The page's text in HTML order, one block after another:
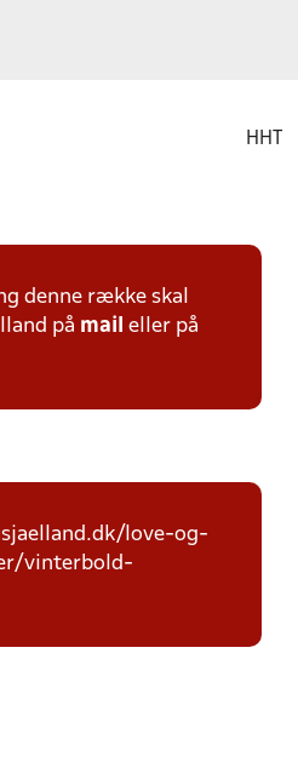
HHT
denne række skal
på mail eller på
love-og-
vinterbold-